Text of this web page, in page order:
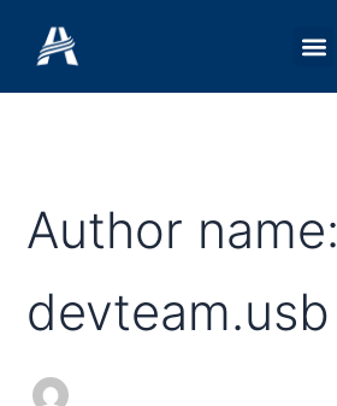
conteúdo
Author name:
devteam.usb
por: